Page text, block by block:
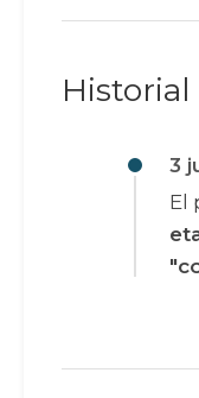
Historial
3
El